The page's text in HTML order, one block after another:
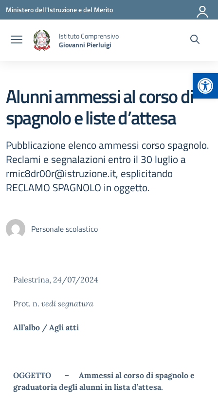
Vai ai contenuti
Vai al menu di navigazione
Vai al footer
Ministero dell'Istruzione e del Merito
Istituto Comprensivo
Giovanni Pierluigi
Alunni ammessi al corso di
spagnolo e liste d’attesa
Pubblicazione elenco ammessi corso spagnolo.
Reclami e segnalazioni entro il 30 luglio a
rmic8dr00r@istruzione.it, esplicitando
RECLAMO SPAGNOLO in oggetto.
Personale scolastico
Palestrina, 24/07/2024
Prot. n. vedi segnatura
All’albo / Agli atti
OGGETTO – Ammessi al corso di spagnolo e
graduatoria degli alunni in lista d’attesa.